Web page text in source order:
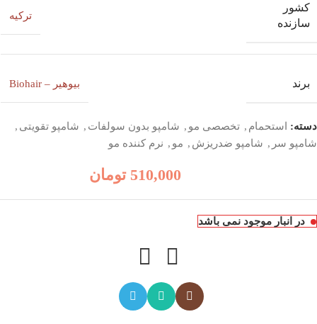
کشور
سازنده
ترکیه
برند بیوهیر – Biohair
دسته: استحمام , تخصصی مو , شامپو بدون سولفات , شامپو تقویتی ,
شامپو سر , شامپو ضدریزش , مو , نرم کننده مو
510,000 تومان
در انبار موجود نمی باشد